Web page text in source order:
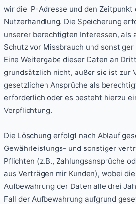
wir die IP-Adresse und den Zeitpunkt
Nutzerhandlung. Die Speicherung
unserer berechtigten Interessen, als
Schutz vor Missbrauch und
Eine Weitergabe dieser Daten an
grundsätzlich nicht, außer sie ist zur
gesetzlichen Ansprüche als
erforderlich oder es besteht hierzu
Verpflichtung.
Die Löschung erfolgt nach Ablauf
Gewährleistungs- und sonstiger
Pflichten (z.B., Zahlungsansprüche
aus Verträgen mir Kunden), wobei
Aufbewahrung der Daten alle drei
Fall der Aufbewahrung aufgrund